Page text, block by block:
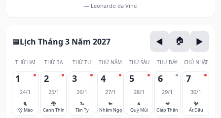
— Leonardo da Vinci
Lịch Tháng 3 Năm 2027
THỨ HAI THỨ BA THỨ TƯ THỨ NĂM THỨ SÁU THỨ BẢY CHỦ NHẬT
1
24/1
🐈
Kỷ Mão
2
25/1
🐉
Canh Thìn
3
26/1
🐍
Tân Tỵ
4
27/1
🐎
Nhâm Ngọ
5
28/1
🐐
Quý Mùi
6
29/1
🐒
Giáp Thân
7
30/1
🐓
Ất Dậu